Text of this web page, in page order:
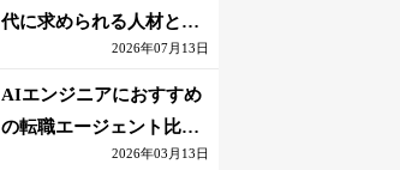
代に求められる人材と
は？「代替されない人」
の条件
2026年07月13日
AIエンジニアにおすすめ
の転職エージェント比較
｜失敗しない選び方【採
2026年03月13日